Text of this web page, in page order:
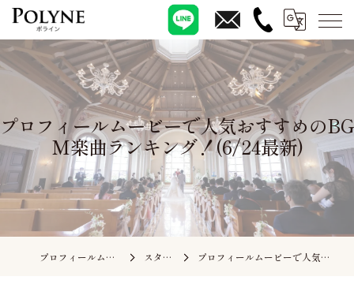
プロフィールムービーで人気おすすめのBG
M楽曲ランキング！(6/24最新)
プロフィールムービーの依頼ならポライン スタッフブログ プロフィールムービーで人気おすすめのBGM楽曲ランキング！(6/24最新)